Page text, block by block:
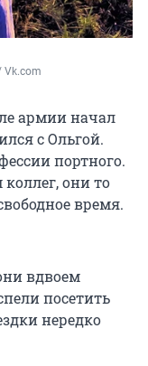
Vk.com
армии начал
с Ольгой.
портного.
они то
время.
вдвоем
посетить
нередко